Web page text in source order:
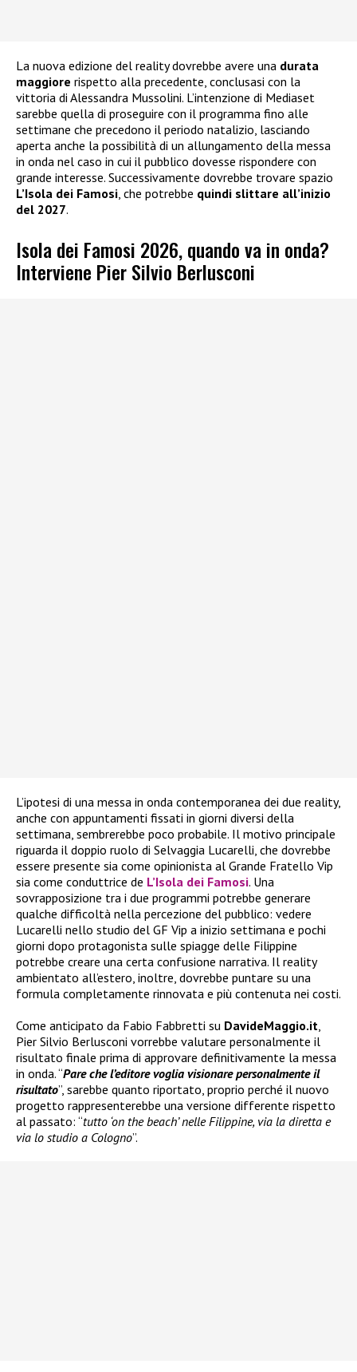
La nuova edizione del reality dovrebbe avere una durata
maggiore rispetto alla precedente, conclusasi con la
vittoria di Alessandra Mussolini. L’intenzione di Mediaset
sarebbe quella di proseguire con il programma fino alle
settimane che precedono il periodo natalizio, lasciando
aperta anche la possibilità di un allungamento della messa
in onda nel caso in cui il pubblico dovesse rispondere con
grande interesse. Successivamente dovrebbe trovare spazio
L’Isola dei Famosi , che potrebbe quindi slittare all’inizio
del 2027.
Isola dei Famosi 2026, quando va in onda?
Interviene Pier Silvio Berlusconi
L’ipotesi di una messa in onda contemporanea dei due reality,
anche con appuntamenti fissati in giorni diversi della
settimana, sembrerebbe poco probabile. Il motivo principale
riguarda il doppio ruolo di Selvaggia Lucarelli, che dovrebbe
essere presente sia come opinionista al Grande Fratello Vip
sia come conduttrice de L’Isola dei Famosi. Una
sovrapposizione tra i due programmi potrebbe generare
qualche difficoltà nella percezione del pubblico: vedere
Lucarelli nello studio del GF Vip a inizio settimana e pochi
giorni dopo protagonista sulle spiagge delle Filippine
potrebbe creare una certa confusione narrativa. Il reality
ambientato all’estero, inoltre, dovrebbe puntare su una
formula completamente rinnovata e più contenuta nei costi.
Come anticipato da Fabio Fabbretti su DavideMaggio.it,
Pier Silvio Berlusconi vorrebbe valutare personalmente il
risultato finale prima di approvare definitivamente la messa
in onda. “Pare che l’editore voglia visionare personalmente il
risultato”, sarebbe quanto riportato, proprio perché il nuovo
progetto rappresenterebbe una versione differente rispetto
al passato: “tutto ‘on the beach’ nelle Filippine, via la diretta e
via lo studio a Cologno”.